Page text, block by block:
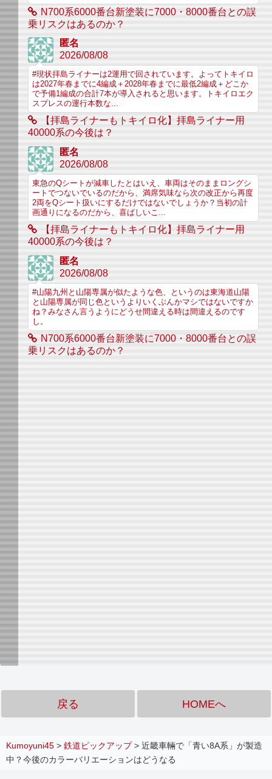
N700系6000番台新塗装に7000・8000番台との誤
乗リスクはあるのか？
匿名
2026/08/08
#現状拝島ライナーは2運用で回されています。よってトキイロ
は2027年春までに4編成＋2028年春までに最低2編成＋どこか
で予備1編成の合計7本が導入されると思います。トキイロエク
スプレスの運行本数な...
【拝島ライナーもトキイロ化】拝島ライナー用
40000系の今後は？
匿名
2026/08/08
東急のQシートが減車したとはいえ、車両はそのままロングシ
ートでつないでいるのだから、満席気味なら次の改正から再度
2両をQシート扱いにするだけではないでしょうか？当初の計
画通りになるのだから、喜ばしいこ...
【拝島ライナーもトキイロ化】拝島ライナー用
40000系の今後は？
匿名
2026/08/08
#山陽九州と山陽専属が似たような色、というのは東海道山陽
と山陽専属が同じ色というよりいくぶんかマシではないですか
ね？みなさん言うようにどうせ間違える時は間違えるのです
し。
N700系6000番台新塗装に7000・8000番台との誤
乗リスクはあるのか？
戻る HOMEへ
Kumoyuni45 > 鉄道ピックアップ> 近畿車輛で「青い8A系」が製造
中？今後のカラーバリエーションはどうなる